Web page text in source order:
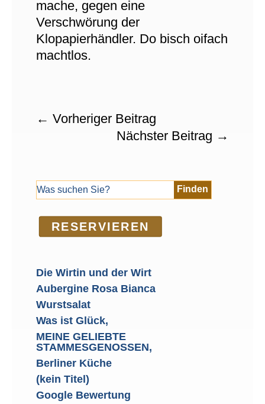
mache, gegen eine
Verschwörung der
Klopapierhändler. Do bisch oifach
machtlos.
← Vorheriger Beitrag
Nächster Beitrag →
RE­SER­VIEREN
Die Wirtin und der Wirt
Aubergine Rosa Bianca
Wurstsalat
Was ist Glück,
MEINE GELIEBTE
STAMMESGENOSSEN,
Berliner Küche
(kein Titel)
Google Bewertung